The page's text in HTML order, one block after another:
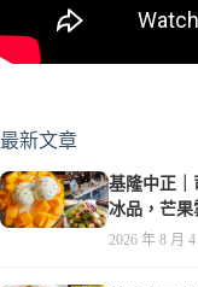
最新文章
基隆中正｜
冰品，芒果
在水準之上
2026 年 8 月 4